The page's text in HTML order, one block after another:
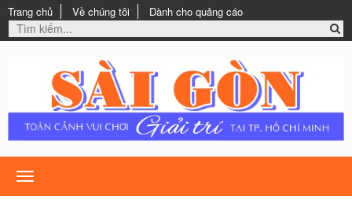
Trang chủ Về chúng tôi Dành cho quảng cáo
Toggle
navigation